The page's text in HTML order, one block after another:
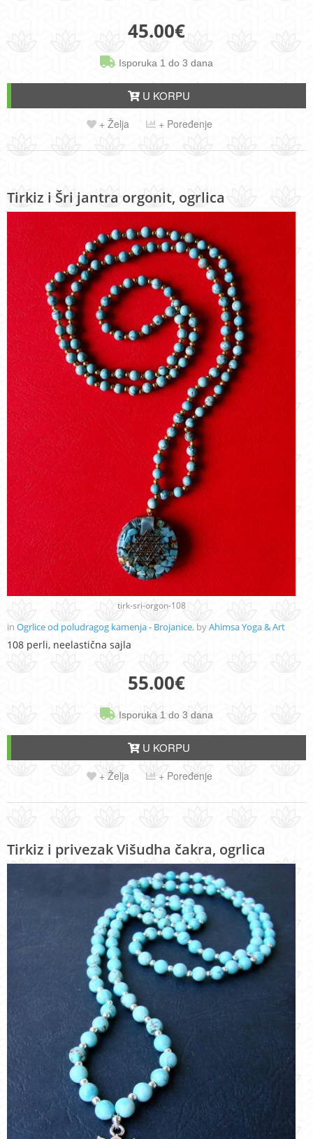
45.00€
Isporuka 1 do 3 dana
U KORPU
+ Želja + Poređenje
Tirkiz i Šri jantra orgonit, ogrlica
tirk-sri-orgon-108
in Ogrlice od poludragog kamenja - Brojanice, byAhimsa Yoga & Art
108 perli, neelastična sajla
55.00€
Isporuka 1 do 3 dana
U KORPU
+ Želja + Poređenje
Tirkiz i privezak Višudha čakra, ogrlica